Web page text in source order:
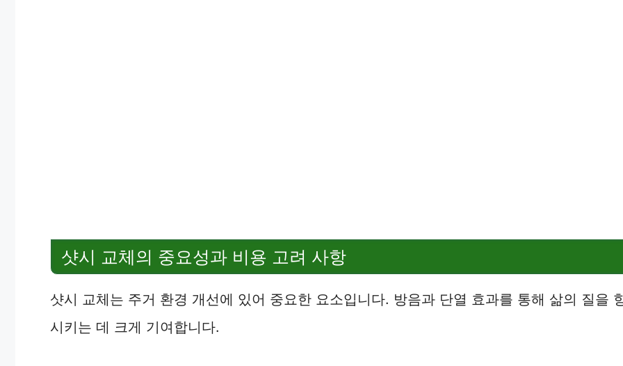
샷시 교체의 중요성과 비용 고려 사항
샷시 교체는 주거 환경 개선에 있어 중요한 요소입니다. 방음과 단열 효과를 통해 삶의 질을
시키는 데 크게 기여합니다.